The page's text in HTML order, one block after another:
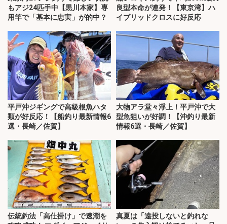
もアジ24匹手中【黒川本家】専
用竿で「基本に忠実」が的中？
良型本命が連発！【東京湾】ハ
イブリッドクロスに好反応
平戸沖ジギングで高級根魚ハタ
類が好反応！【船釣り最新情報6
選・長崎／佐賀】
大物アラ堂々浮上！平戸沖で大
型魚狙いが好調！【沖釣り最新
情報6選・長崎／佐賀】
伝統釣法「高仕掛け」で速潮を
真夏は「遠投しないと釣れな